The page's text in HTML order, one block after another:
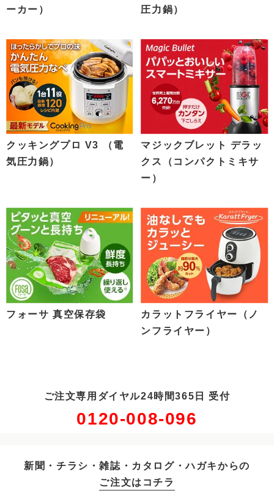
ーカー）
圧力鍋）
クッキングプロ V3 （電
気圧力鍋）
マジックブレット デラッ
クス（コンパクトミキサ
ー）
フォーサ 真空保存袋
カラットフライヤー（ノ
ンフライヤー）
ご注文専用ダイヤル24時間365日 受付
0120-008-096
新聞・チラシ・雑誌・カタログ・ハガキからの
ご注文はコチラ